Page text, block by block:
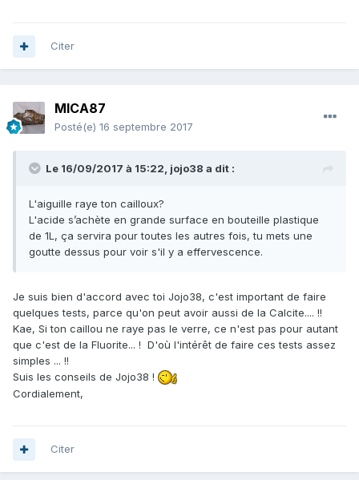
Citer
MICA87
Posté(e) 16 septembre 2017
Le 16/09/2017 à 15:22, jojo38 a dit :
L'aiguille raye ton cailloux?
L'acide s’achète en grande surface en bouteille plastique
de 1L, ça servira pour toutes les autres fois, tu mets une
goutte dessus pour voir s'il y a effervescence.
Je suis bien d'accord avec toi Jojo38, c'est important de faire
quelques tests, parce qu'on peut avoir aussi de la Calcite.... !!
Kae, Si ton caillou ne raye pas le verre, ce n'est pas pour autant
que c'est de la Fluorite... ! D'où l'intérêt de faire ces tests assez
simples ... !!
Suis les conseils de Jojo38 !
Cordialement,
Citer